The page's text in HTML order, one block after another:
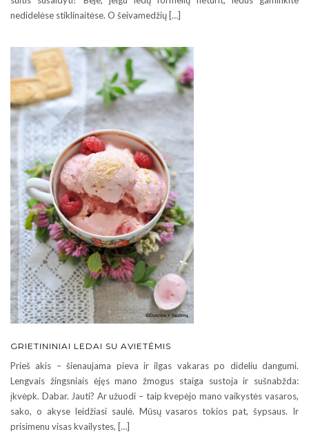
nedidelėse stiklinaitėse. O šeivamedžių […]
GRIETININIAI LEDAI SU AVIETĖMIS
Prieš akis – šienaujama pieva ir ilgas vakaras po dideliu dangumi.
Lengvais žingsniais ėjęs mano žmogus staiga sustoja ir sušnabžda:
įkvėpk. Dabar. Jauti? Ar užuodi – taip kvepėjo mano vaikystės vasaros,
sako, o akyse leidžiasi saulė. Mūsų vasaros tokios pat, šypsaus. Ir
prisimenu visas kvailystes, […]